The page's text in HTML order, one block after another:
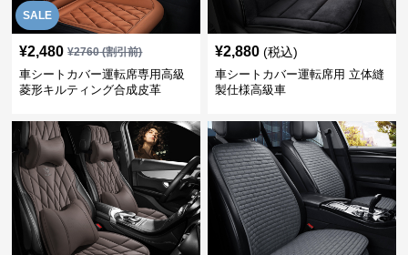
SALE
¥2,480 ¥2760(割引前)
車シートカバー運転席専用高級
菱形キルティング合成皮革
¥2,880 (税込)
車シートカバー運転席用 立体縫
製仕様高級車